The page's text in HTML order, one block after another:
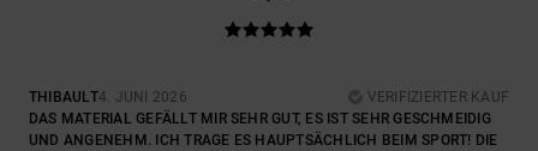
THIBAULT4. JUNI 2026
VERIFIZIERTER KAUF
DAS MATERIAL GEFÄLLT MIR SEHR GUT, ES IST SEHR GESCHMEIDIG
UND ANGENEHM. ICH TRAGE ES HAUPTSÄCHLICH BEIM SPORT! DIE